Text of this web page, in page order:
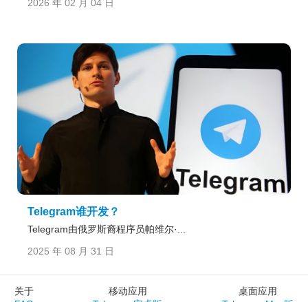
2026 年 02 月 04 日
Telegram谁开发？
Telegram由俄罗斯裔程序员帕维尔·...
2025 年 08 月 31 日
关于
移动应用
桌面应用